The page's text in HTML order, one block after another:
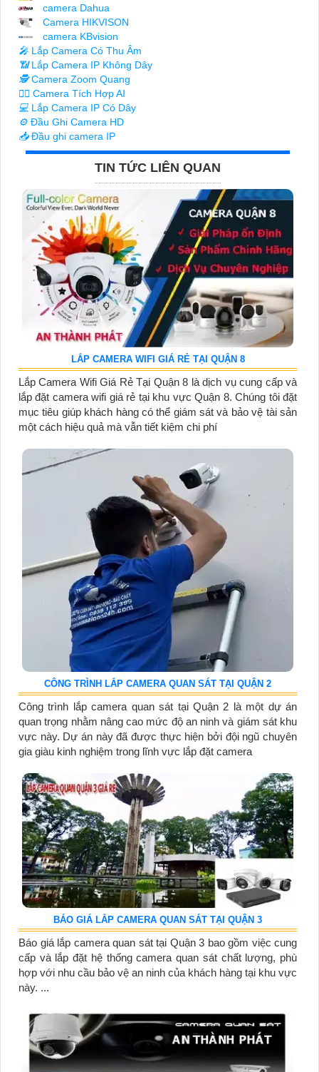
camera Dahua
Camera HIKVISON
camera KBvision
️🎤️ Lắp Camera Có Thu Âm
📶Lắp Camera IP Không Dây
🕵️Camera Zoom Quang
🧛‍♀️ Camera Tích Hợp AI
💻 Lắp Camera IP Có Dây
⚙️ Đầu Ghi Camera HD
📥Đầu ghi camera IP
TIN TỨC LIÊN QUAN
LẮP CAMERA WIFI GIÁ RẺ TẠI QUẬN 8
Lắp Camera Wifi Giá Rẻ Tại Quận 8 là dịch vụ cung cấp và
lắp đặt camera wifi giá rẻ tại khu vực Quận 8. Chúng tôi đặt
mục tiêu giúp khách hàng có thể giám sát và bảo vệ tài sản
một cách hiệu quả mà vẫn tiết kiệm chi phí
CÔNG TRÌNH LẮP CAMERA QUAN SÁT TẠI QUẬN 2
Công trình lắp camera quan sát tại Quận 2 là một dự án
quan trọng nhằm nâng cao mức độ an ninh và giám sát khu
vực này. Dự án này đã được thực hiện bởi đội ngũ chuyên
gia giàu kinh nghiệm trong lĩnh vực lắp đặt camera
BÁO GIÁ LẮP CAMERA QUAN SÁT TẠI QUẬN 3
Báo giá lắp camera quan sát tại Quận 3 bao gồm việc cung
cấp và lắp đặt hệ thống camera quan sát chất lượng, phù
hợp với nhu cầu bảo vệ an ninh của khách hàng tại khu vực
này. ...